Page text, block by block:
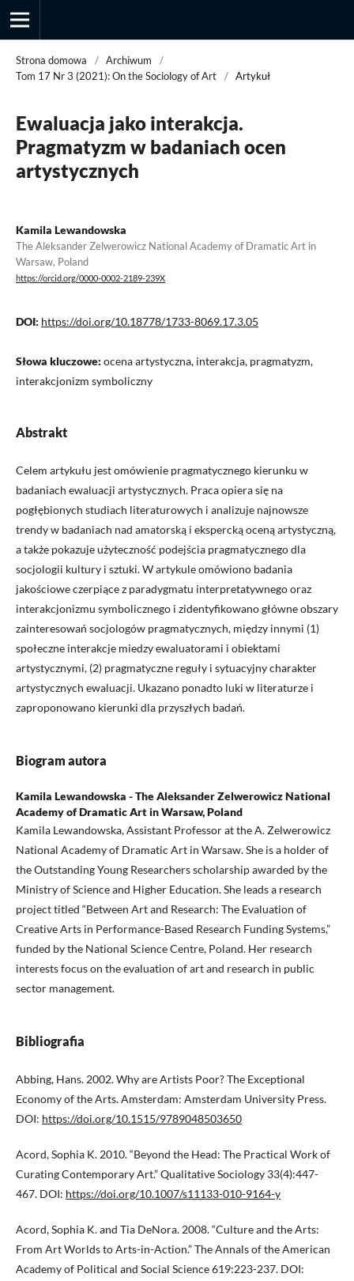
Przegląd Socjologii Jakościowej
Strona domowa / Archiwum
/
Tom 17 Nr 3 (2021): On the Sociology of Art
/ Artykuł
Ewaluacja jako interakcja.
Pragmatyzm w badaniach ocen
artystycznych
Kamila Lewandowska
The Aleksander Zelwerowicz National Academy of Dramatic Art in
Warsaw, Poland
https://orcid.org/0000-0002-2189-239X
DOI: https://doi.org/10.18778/1733-8069.17.3.05
Słowa kluczowe: ocena artystyczna, interakcja, pragmatyzm,
interakcjonizm symboliczny
Abstrakt
Celem artykułu jest omówienie pragmatycznego kierunku w
badaniach ewaluacji artystycznych. Praca opiera się na
pogłębionych studiach literaturowych i analizuje najnowsze
trendy w badaniach nad amatorską i ekspercką oceną artystyczną,
a także pokazuje użyteczność podejścia pragmatycznego dla
socjologii kultury i sztuki. W artykule omówiono badania
jakościowe czerpiące z paradygmatu interpretatywnego oraz
interakcjonizmu symbolicznego i zidentyfikowano główne obszary
zainteresowań socjologów pragmatycznych, między innymi (1)
społeczne interakcje miedzy ewaluatorami i obiektami
artystycznymi, (2) pragmatyczne reguły i sytuacyjny charakter
artystycznych ewaluacji. Ukazano ponadto luki w literaturze i
zaproponowano kierunki dla przyszłych badań.
Biogram autora
Kamila Lewandowska - The Aleksander Zelwerowicz National
Academy of Dramatic Art in Warsaw, Poland
Kamila Lewandowska, Assistant Professor at the A. Zelwerowicz
National Academy of Dramatic Art in Warsaw. She is a holder of
the Outstanding Young Researchers scholarship awarded by the
Ministry of Science and Higher Education. She leads a research
project titled “Between Art and Research: The Evaluation of
Creative Arts in Performance-Based Research Funding Systems,”
funded by the National Science Centre, Poland. Her research
interests focus on the evaluation of art and research in public
sector management.
Bibliografia
Abbing, Hans. 2002. Why are Artists Poor? The Exceptional
Economy of the Arts. Amsterdam: Amsterdam University Press.
DOI: https://doi.org/10.1515/9789048503650
Acord, Sophia K. 2010. “Beyond the Head: The Practical Work of
Curating Contemporary Art.” Qualitative Sociology 33(4):447-
467. DOI: https://doi.org/10.1007/s11133-010-9164-y
Acord, Sophia K. and Tia DeNora. 2008. “Culture and the Arts:
From Art Worlds to Arts-in-Action.” The Annals of the American
Academy of Political and Social Science 619:223-237. DOI: